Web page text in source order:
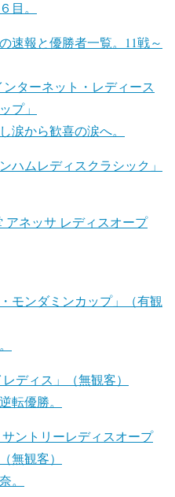
目。
速報と優勝者一覧。11戦～
ターネット・レディース
プ」
涙から歓喜の涙へ。
ハムレディスクラシック」
ネッサ レディスオープ
モンダミンカップ」（有観
ディス」（無観客）
転優勝。
ントリーレディスオープ
無観客）
。